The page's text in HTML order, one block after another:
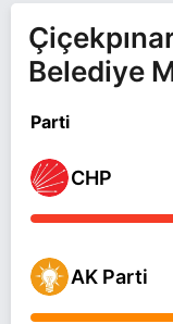
Belediye
Parti
CHP
AK Parti